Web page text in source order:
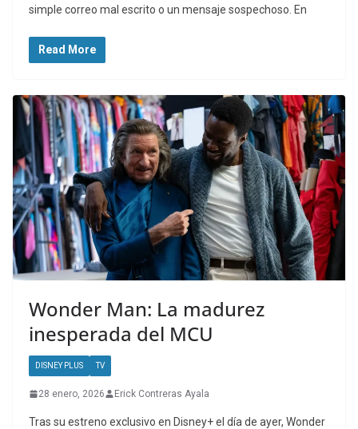
simple correo mal escrito o un mensaje sospechoso. En
Read More
Wonder Man: La madurez
inesperada del MCU
DISNEY PLUS TV
28 enero, 2026 Erick Contreras Ayala
Tras su estreno exclusivo en Disney+ el día de ayer, Wonder